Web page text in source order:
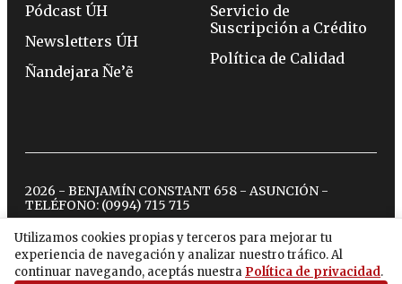
Utilizamos cookies propias y terceros para mejorar tu
experiencia de navegación y analizar nuestro tráfico. Al
continuar navegando, aceptás nuestra Política de privacidad.
Pódcast ÚH
Newsletters ÚH
Ñandejara Ñe’ẽ
Servicio de
Suscripción a Crédito
Política de Calidad
2026 - BENJAMÍN CONSTANT 658 - ASUNCIÓN -
TELÉFONO: (0994) 715 715
twitterinstagram
facebook
tiktokyoutubespotify